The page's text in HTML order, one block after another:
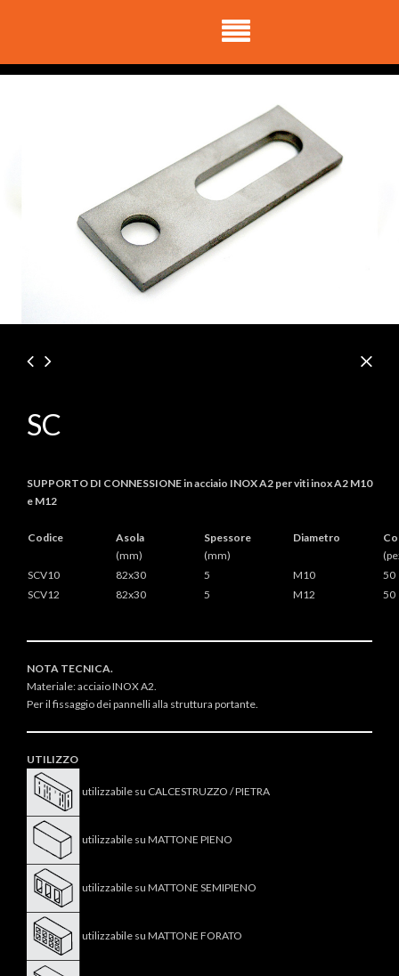
SC
SUPPORTO DI CONNESSIONE in acciaio INOX A2 per viti inox A2 M10
e M12
Codice
Asola
(mm)
Spessore
(mm)
Diametro
SCV10
82x30 5 M10
50
SCV12
82x30 5 M12 50
NOTA TECNICA.
Materiale: acciaio INOX A2.
Per il fissaggio dei pannelli alla struttura portante.
UTILIZZO
utilizzabile su CALCESTRUZZO / PIETRA
utilizzabile su MATTONE PIENO
utilizzabile su MATTONE SEMIPIENO
utilizzabile su MATTONE FORATO